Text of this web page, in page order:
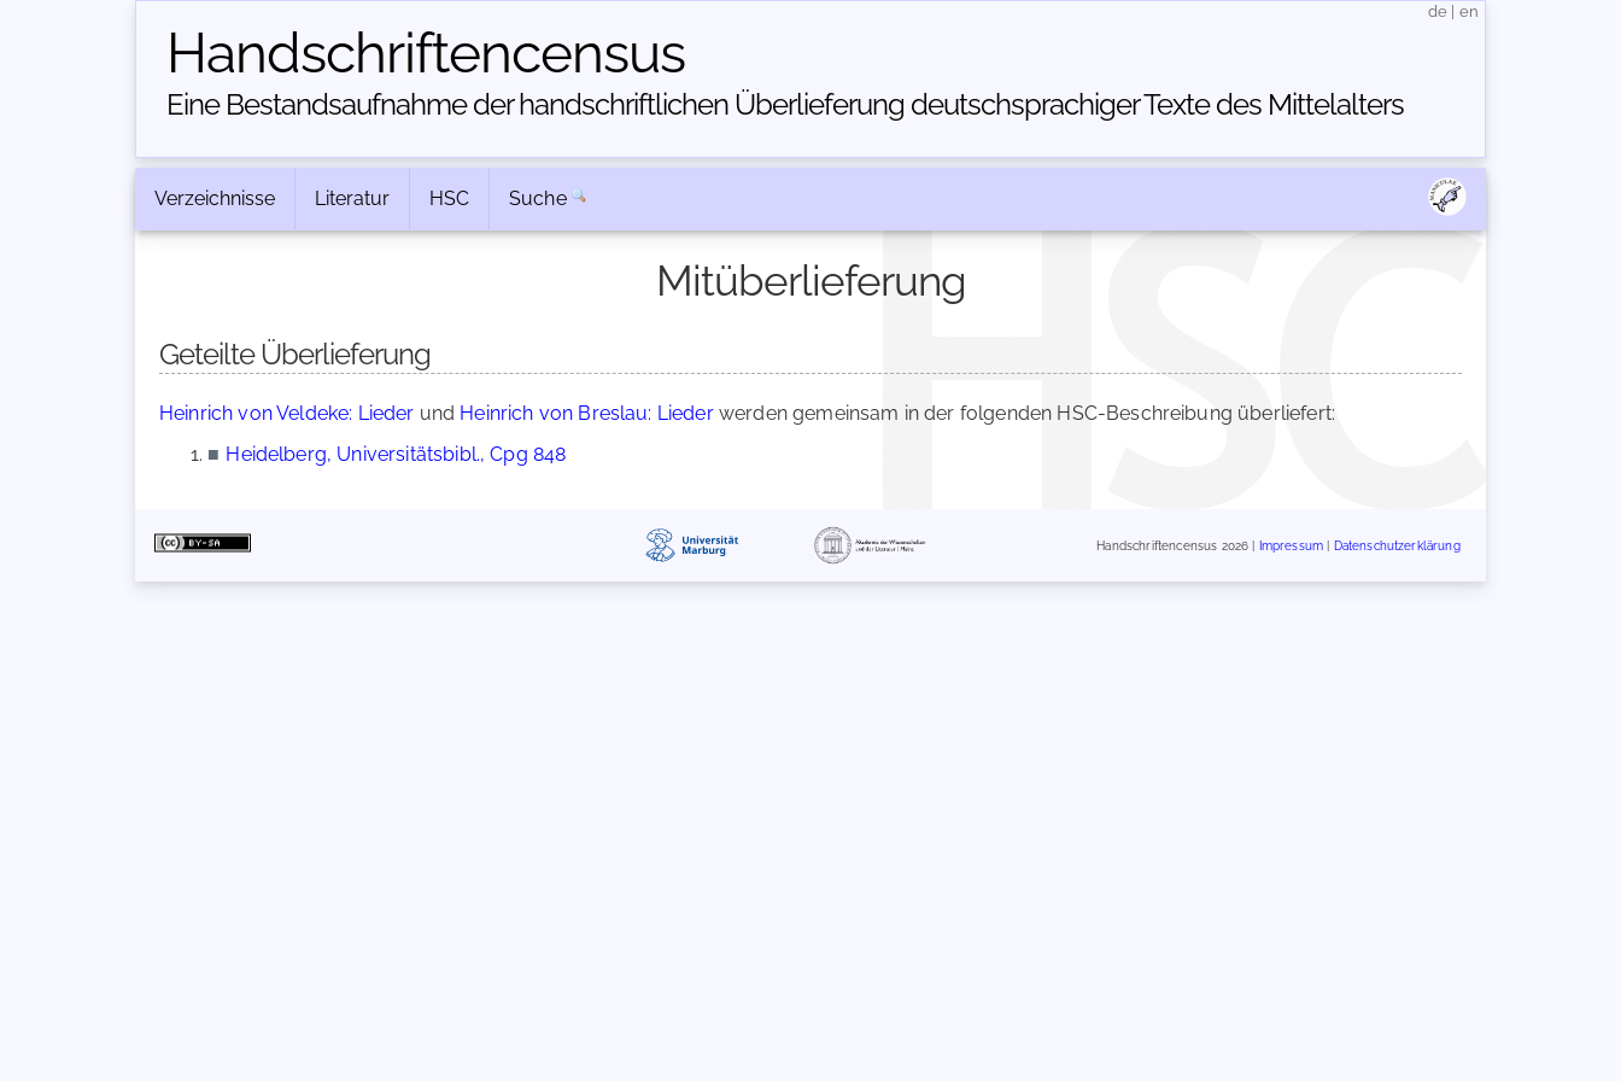
Handschriften­census
Eine Bestandsaufnahme der handschriftlichen Über­lieferung deutschsprachiger Texte des Mittelalters
de en
Verzeichnisse Literatur HSC Suche
Mitüberlieferung
Geteilte Überlieferung
Heinrich von Veldeke: Lieder und Heinrich von Breslau: Liederwerden gemeinsam in der folgenden HSC-Beschreibung überliefert:
■ Heidelberg, Universitätsbibl., Cpg 848
Handschriftencensus 2026 | Impressum Datenschutzerklärung